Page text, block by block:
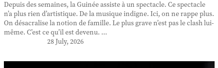
Depuis des semaines, la Guinée assiste à un spectacle. Ce spectacle
n’a plus rien d’artistique. De la musique indigne. Ici, on ne rappe plus.
On désacralise la notion de famille. Le plus grave n’est pas le clash lui-
même. C’est ce qu’il est devenu. ...
28 July, 2026